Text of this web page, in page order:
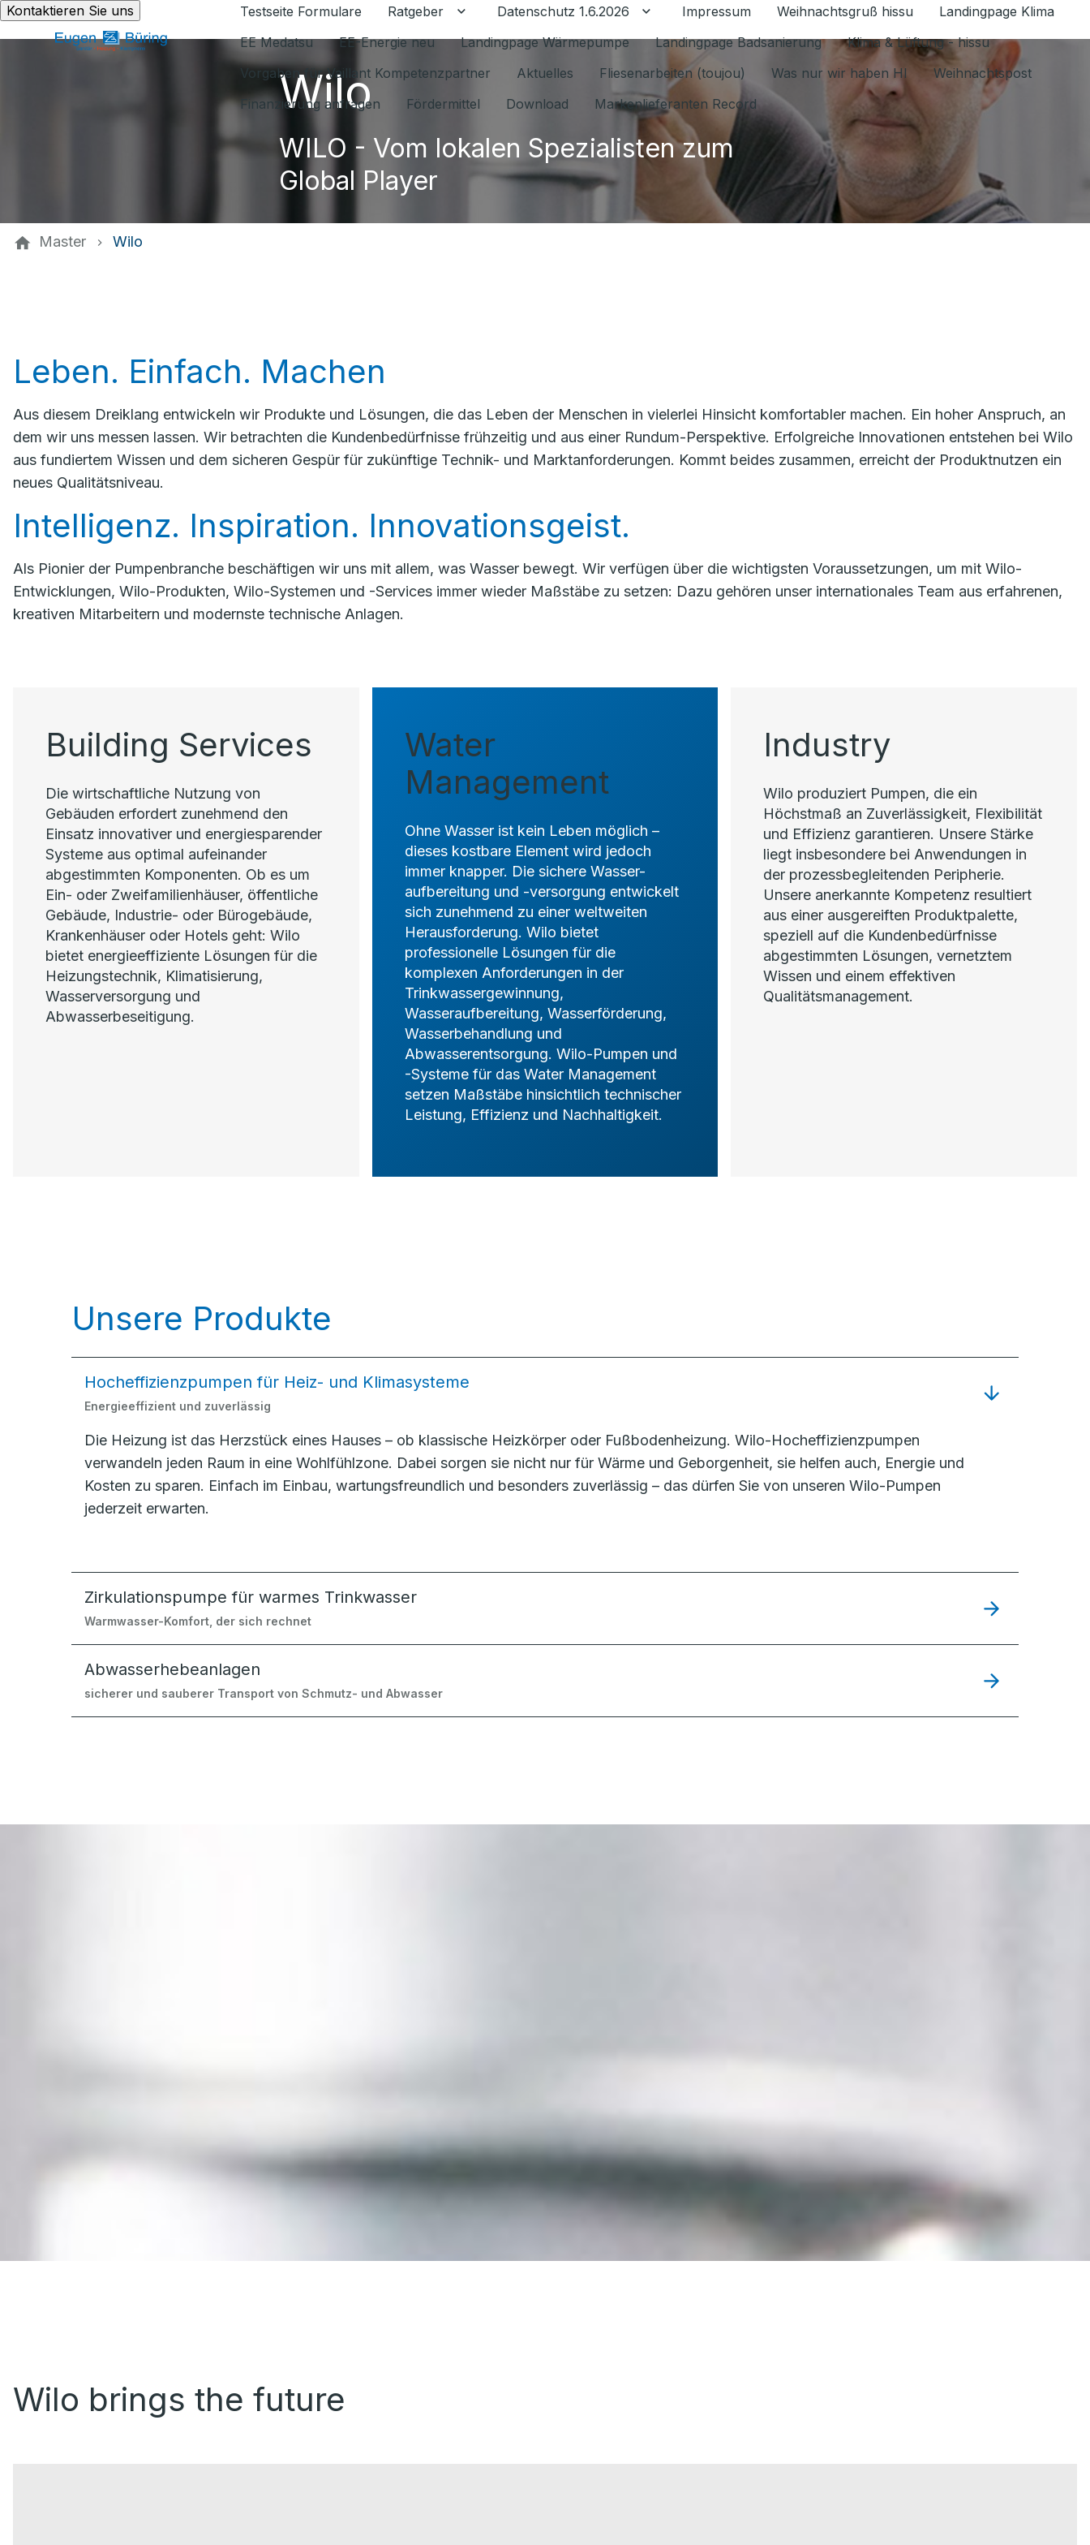
Kontaktieren Sie uns Testseite Formulare Ratgeber Untermenü für Ratgeber umschalten
Datenschutz 1.6.2026 Untermenü für Datenschutz 1.6.2026 umschalten
Impressum Weihnachtsgruß hissu
Landingpage Klima
EE Medatsu
EE-Energie neu Landingpage Wärmepumpe Landingpage Badsanierung
Klima & Lüftung - hissu
Vorgaben für Vaillant Kompetenzpartner
Aktuelles Fliesenarbeiten (toujou) Was nur wir haben HI
Weihnachtspost
Finanzierung anfragen
Fördermittel Download Markenlieferanten Record
Wilo
WILO - Vom lokalen Spezialisten zum
Global Player
Master Wilo
Leben. Einfach. Machen
Aus diesem Dreiklang entwickeln wir Produkte und Lösungen, die das Leben der Menschen in vielerlei Hinsicht komfortabler machen. Ein hoher Anspruch, an
dem wir uns messen lassen. Wir betrachten die Kundenbedürfnisse frühzeitig und aus einer Rundum-Perspektive. Erfolgreiche Innovationen entstehen bei Wilo
aus fundiertem Wissen und dem sicheren Gespür für zukünftige Technik- und Marktanforderungen. Kommt beides zusammen, erreicht der Produktnutzen ein
neues Qualitätsniveau.
Intelligenz. Inspiration. Innovationsgeist.
Als Pionier der ­Pumpenbranche beschäftigen wir uns mit allem, was Wasser bewegt. Wir verfügen über die wichtigsten Voraussetzungen, um mit Wilo-
Entwicklungen, Wilo-Produkten, Wilo-Systemen und ­-Services immer wieder Maßstäbe zu setzen: Dazu gehören unser internationales Team aus erfahrenen,
kreativen Mitarbeitern und modernste technische Anlagen.
Building Services
Die wirtschaftliche Nutzung von
Gebäuden erfordert zunehmend den
Einsatz innovativer und energiesparender
Systeme aus optimal aufeinander
abgestimmten Komponenten. Ob es um
Ein- oder Zweifamilienhäuser, öffentliche
Gebäude, Industrie- oder Bürogebäude,
Krankenhäuser oder Hotels geht: Wilo
bietet energieeffiziente Lösungen für die
Heizungstechnik, Klimatisierung,
Wasserversorgung und
Abwasserbeseitigung.
Water
Management
Ohne Wasser ist kein Leben möglich –
dieses kostbare Element wird jedoch
immer knapper. Die sichere Wasser-
aufbereitung und -versorgung entwickelt
sich zunehmend zu einer weltweiten
Herausforderung. Wilo bietet
professionelle Lösungen für die
komplexen Anforderungen in der
Trinkwassergewinnung,
Wasseraufbereitung, Wasserförderung,
Wasserbehandlung und
Abwasserentsorgung. Wilo-Pumpen und
-Systeme für das Water Management
setzen Maßstäbe hinsichtlich technischer
Leistung, Effizienz und Nachhaltigkeit.
Industry
Wilo produziert Pumpen, die ein
Höchstmaß an Zuverlässigkeit, Flexibilität
und Effizienz garantieren. Unsere Stärke
liegt insbesondere bei Anwendungen in
der prozessbegleitenden Peripherie.
Unsere anerkannte Kompetenz resultiert
aus einer ausgereiften Produktpalette,
speziell auf die Kundenbedürfnisse
abgestimmten Lösungen, vernetztem
Wissen und einem effektiven
Qualitätsmanagement.
Unsere Produkte
Hocheffizienzpumpen für Heiz- und Klimasysteme
Energieeffizient und zuverlässig
Die Heizung ist das Herzstück eines Hauses – ob klassische Heizkörper oder Fußbodenheizung. Wilo-Hocheffizienzpumpen
verwandeln jeden Raum in eine Wohlfühlzone. Dabei sorgen sie nicht nur für Wärme und Geborgenheit, sie helfen auch, Energie und
Kosten zu sparen. Einfach im Einbau, wartungsfreundlich und besonders zuverlässig – das dürfen Sie von unseren Wilo-Pumpen
jederzeit erwarten.
Zirkulationspumpe für warmes Trinkwasser
Warmwasser-Komfort, der sich rechnet
Abwasserhebeanlagen
sicherer und sauberer Transport von Schmutz- und Abwasser
Wilo brings the future